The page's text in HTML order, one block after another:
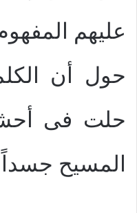
عليهم
حول أن
حلت فى
المسيح جسداً